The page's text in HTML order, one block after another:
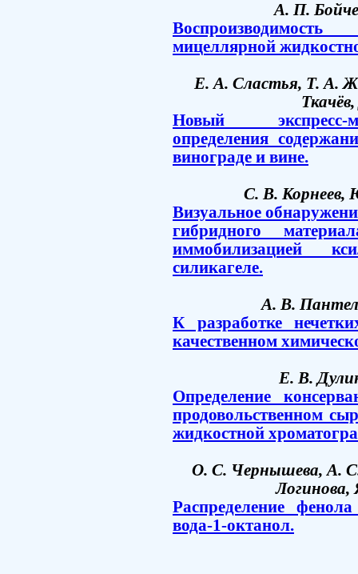
А. П.
мицеллярной
Е. А. Сластья, Т. А.
Новый экспресс-
определения
винограде и вине.
С. В.
Визуальное
гибридного
иммобилизацией
силикагеле.
А. В.
К разработке
качественном
Е. В.
Определение
продовольственном
жидкостной
О. С. Чернышева, А.
Распределение
вода-1-октанол.